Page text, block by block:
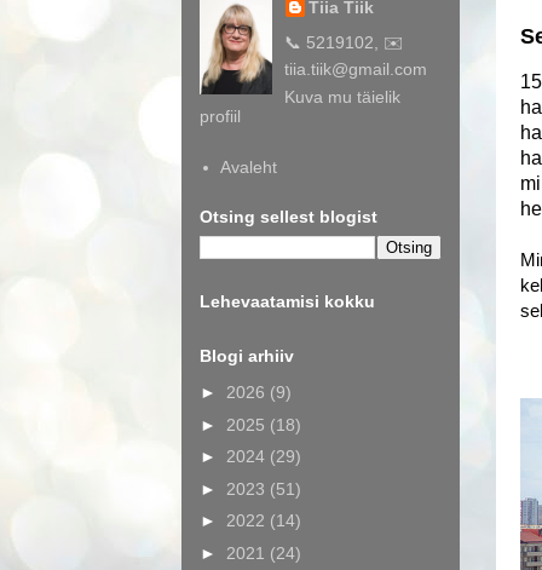
Tiia Tiik
📞 5219102, ✉️
tiia.tiik@gmail.com
Kuva mu täielik
profiil
Avaleht
Otsing sellest blogist
Lehevaatamisi kokku
Blogi arhiiv
► 2026 (9)
► 2025 (18)
► 2024 (29)
► 2023 (51)
► 2022 (14)
► 2021 (24)